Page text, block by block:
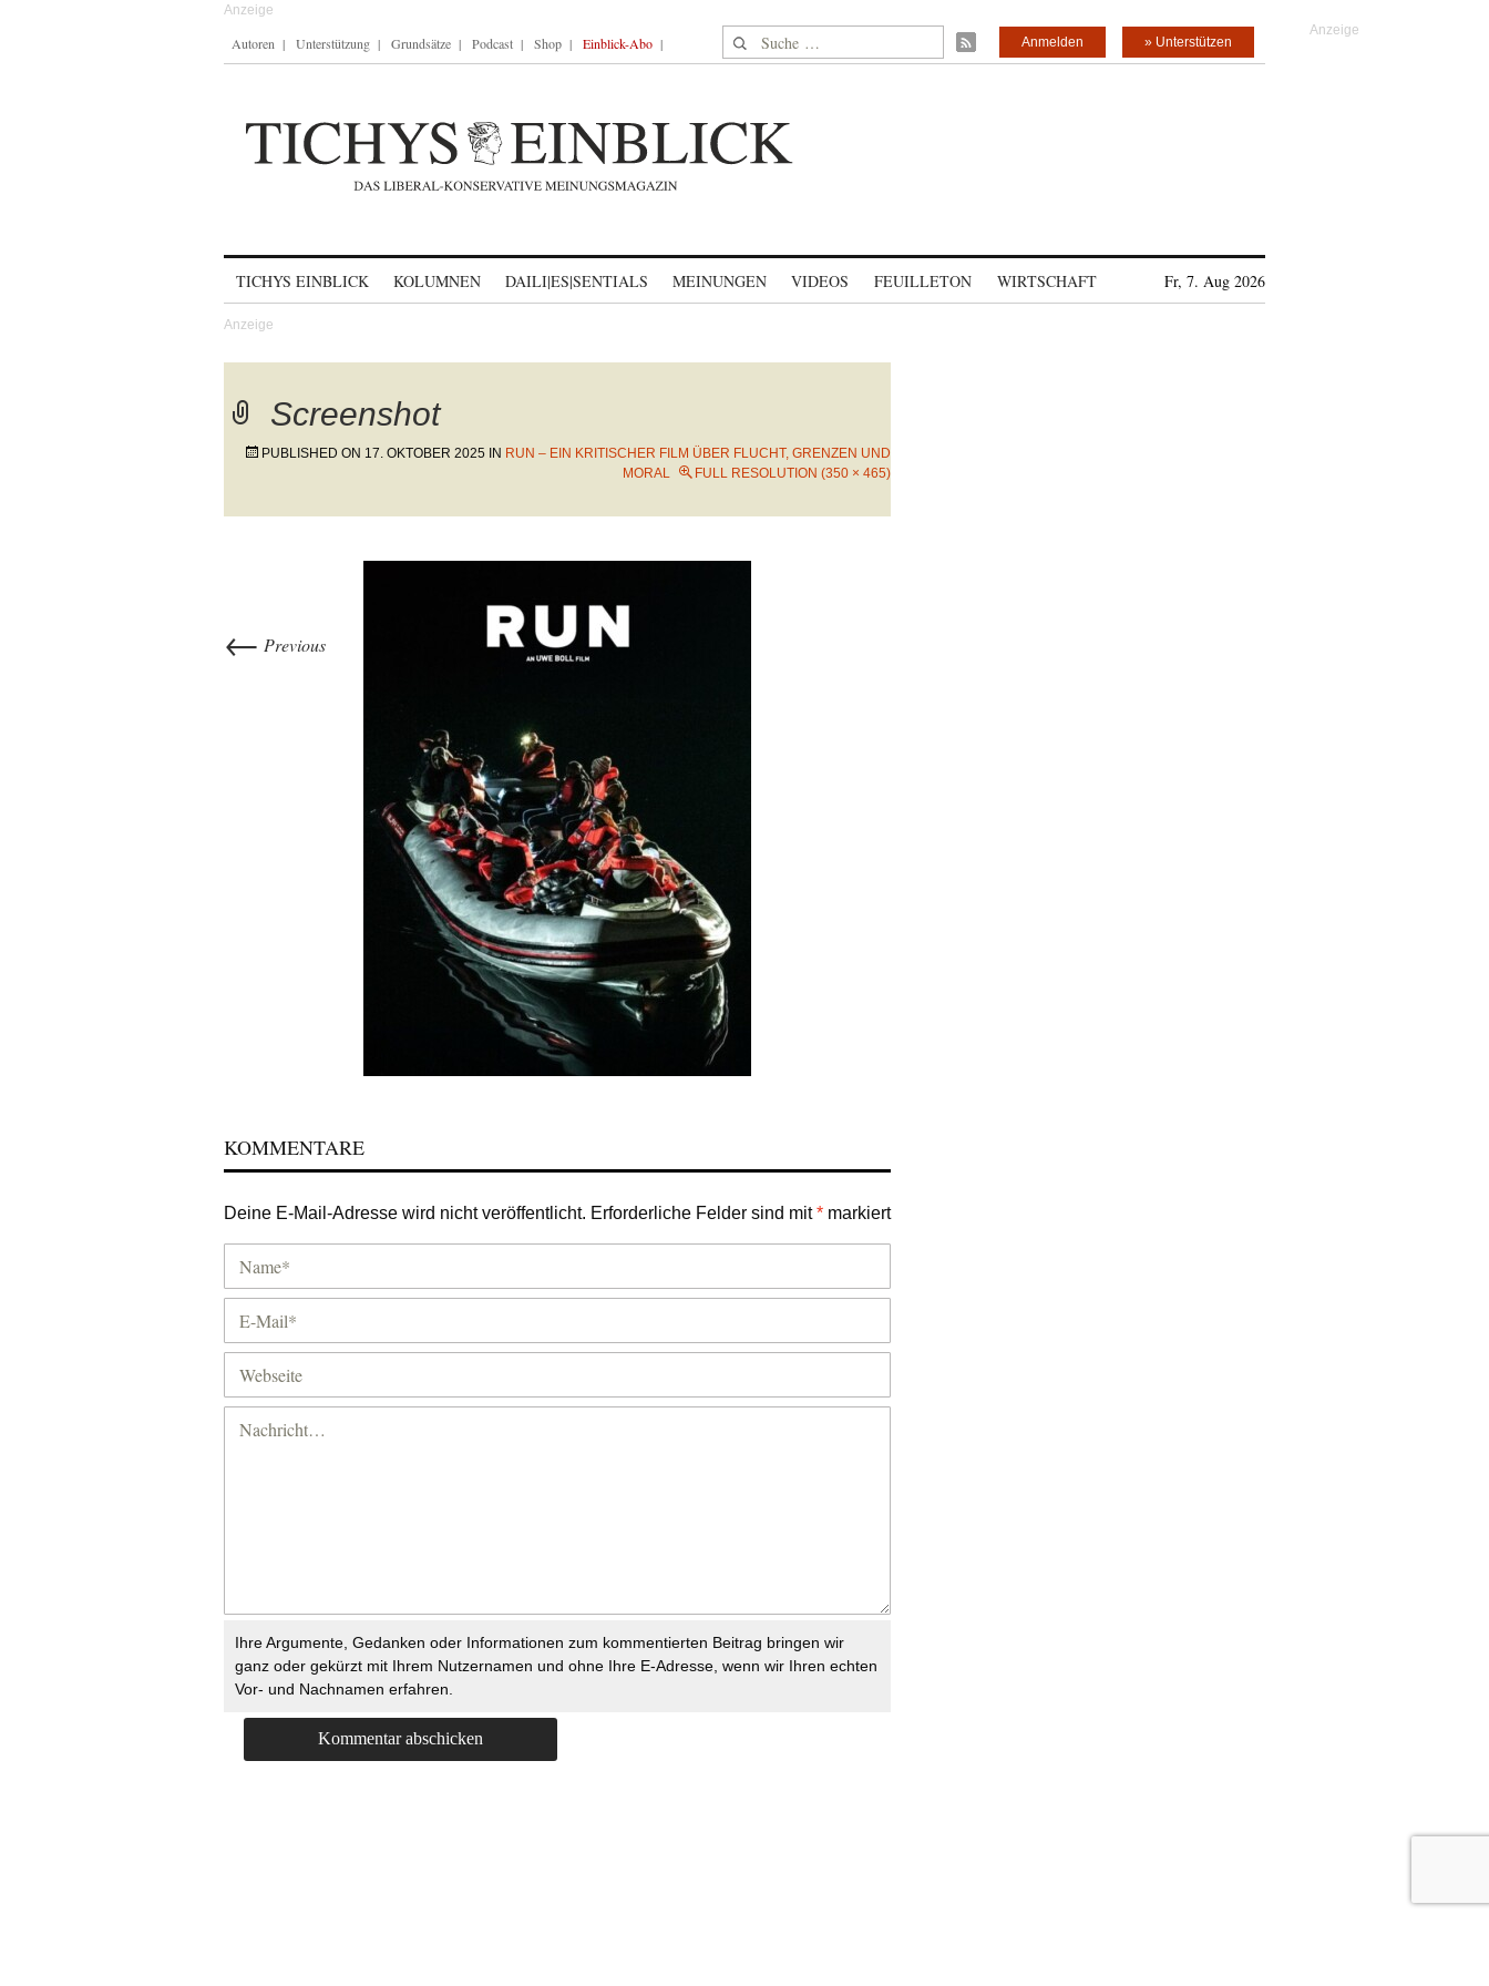
Autoren Unterstützung Grundsätze Podcast Shop Einblick-Abo Suche nach: » Unterstützen
Anmelden
TICHYS EINBLICK KOLUMNEN DAILI|ES|SENTIALS MEINUNGEN VIDEOS FEUILLETON WIRTSCHAFT Fr, 7. Aug 2026
Screenshot
PUBLISHED ON 17. OKTOBER 2025 IN RUN – EIN KRITISCHER FILM ÜBER FLUCHT, GRENZEN UND
MORAL
FULL RESOLUTION (350 × 465)
← Previous
KOMMENTARE
Deine E-Mail-Adresse wird nicht veröffentlicht. Erforderliche Felder sind mit* markiert
Ihre Argumente, Gedanken oder Informationen zum kommentierten Beitrag bringen wir
ganz oder gekürzt mit Ihrem Nutzernamen und ohne Ihre E-Adresse, wenn wir Ihren echten
Vor- und Nachnamen erfahren.